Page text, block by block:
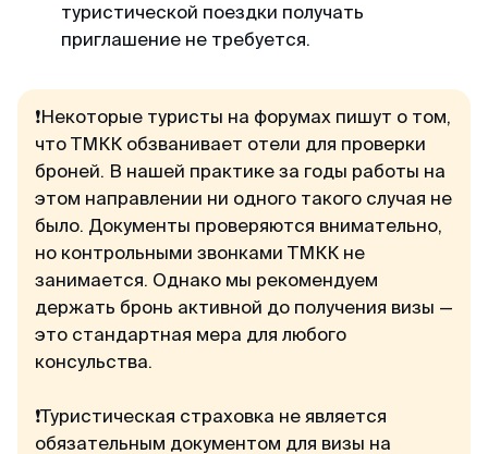
Кирилл
Качественно и недорого
Огромное спасибо за оформление кеты.
Сделали за 36 часов с момента оплаты на
двоих за 6000. Идеальное соотношение цены
и качества.
Всё ещё сомневаешься?
Читай отзывы в первоисточниках. Искренние
благодарности реальных людей ↓
туристической поездки получать
приглашение не требуется.
❗Некоторые туристы на форумах пишут о том,
что ТМКК обзванивает отели для проверки
броней. В нашей практике за годы работы на
этом направлении ни одного такого случая не
было. Документы проверяются внимательно,
но контрольными звонками ТМКК не
занимается. Однако мы рекомендуем
держать бронь активной до получения визы —
это стандартная мера для любого
консульства.
❗Туристическая страховка не является
обязательным документом для визы на